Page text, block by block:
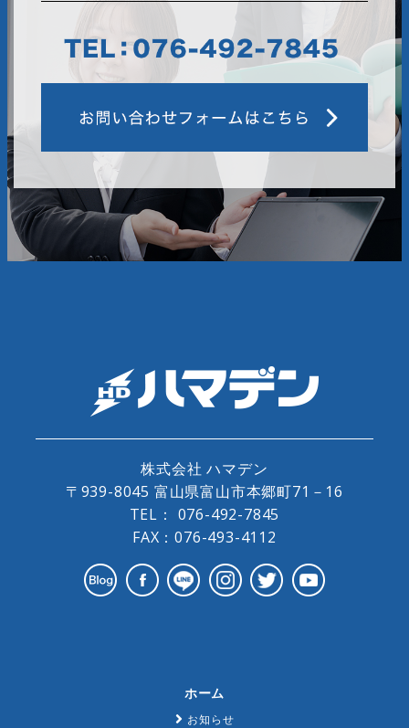
株式会社 ハマデン
〒939-8045 富山県富山市本郷町71－16
TEL： 076-492-7845
FAX：076-493-4112
ホーム
お知らせ